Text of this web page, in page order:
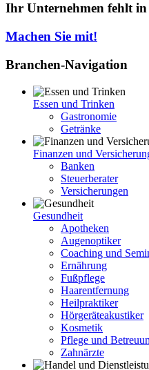
Ihr Unternehmen fehlt in
Machen Sie mit!
Branchen-Navigation
Essen und Trinken
Gastronomie
Getränke
Finanzen und
Banken
Steuerberater
Versicherungen
Gesundheit
Apotheken
Augenoptiker
Coaching und
Ernährung
Fußpflege
Haarentfernung
Heilpraktiker
Hörgeräteakustiker
Kosmetik
Pflege und
Zahnärzte